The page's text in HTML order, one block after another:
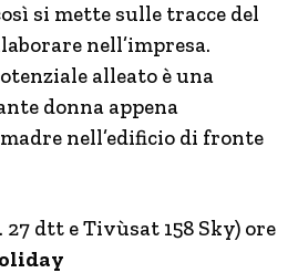
si mette sulle tracce del
nell’impresa.
alleato è una
donna appena
nell’edificio di fronte
27 dtt e Tivùsat 158 Sky) ore